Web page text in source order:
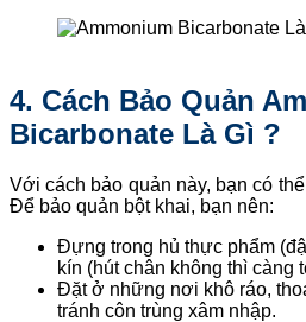
4. Cách Bảo Quản
Bicarbonate Là Gì ?
Với cách bảo quản này, bạn có
Để bảo quản bột khai, bạn nên:
Đựng trong hủ thực phẩm
kín (hút chân không thì càng
Đặt ở những nơi khô ráo,
tránh côn trùng xâm nhập.